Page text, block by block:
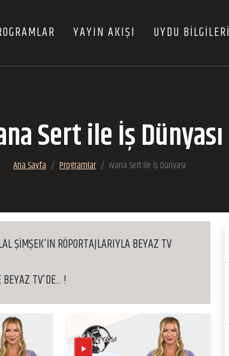
YAYIN AKIŞI UYDU BİLGİLERİ
Sert ile İş Dünyası
Ana Sayfa Programlar Ivana Sert ile İş Dünyası
ŞİMŞEK'İN RÖPORTAJLARIYLA BEYAZ TV
TV'DE... !